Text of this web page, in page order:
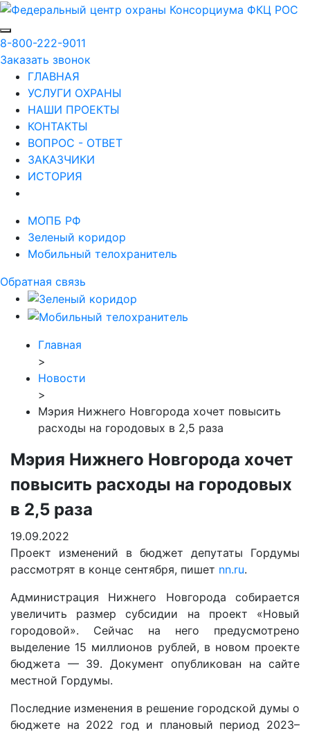
8-800-222-9011
Заказать звонок
ГЛАВНАЯ
УСЛУГИ ОХРАНЫ
НАШИ ПРОЕКТЫ
КОНТАКТЫ
ВОПРОС - ОТВЕТ
ЗАКАЗЧИКИ
ИСТОРИЯ
МОПБ РФ
Зеленый коридор
Мобильный телохранитель
Обратная связь
Главная
>
Новости
>
Мэрия Нижнего Новгорода хочет повысить
расходы на городовых в 2,5 раза
Мэрия Нижнего Новгорода хочет
повысить расходы на городовых
в 2,5 раза
19.09.2022
Проект изменений в бюджет депутаты Гордумы
рассмотрят в конце сентября, пишет nn.ru.
Администрация Нижнего Новгорода собирается
увеличить размер субсидии на проект «Новый
городовой». Сейчас на него предусмотрено
выделение 15 миллионов рублей, в новом проекте
бюджета — 39. Документ опубликован на сайте
местной Гордумы.
Последние изменения в решение городской думы о
бюджете на 2022 год и плановый период 2023–